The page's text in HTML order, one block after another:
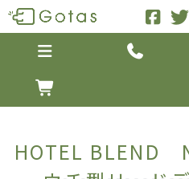
 

HOTEL BLEND